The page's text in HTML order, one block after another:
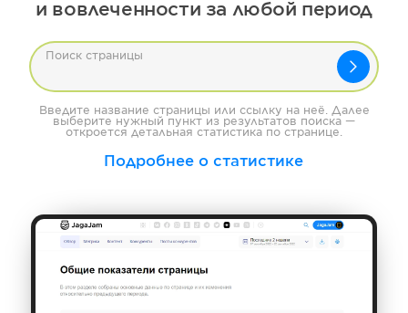
и вовлеченности за любой период
Поиск страницы
Введите название страницы или ссылку на неё. Далее
выберите нужный пункт из результатов поиска —
откроется детальная статистика по странице.
Подробнее о статистике